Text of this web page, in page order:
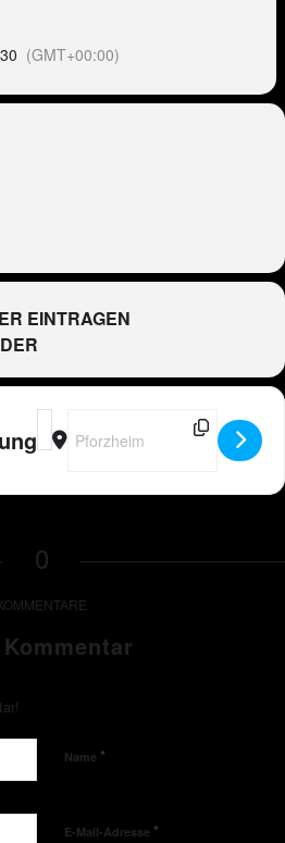
(GMT+00:00)
EINTRAGEN
Address - DE - Peter Wackel LIVE
Destination Address - DE -
0
Name *
E-Mail-Adresse *